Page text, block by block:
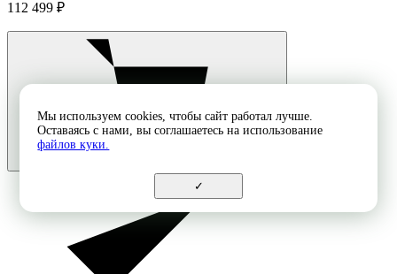
112 499 ₽
Мы используем cookies, чтобы сайт работал лучше.
Оставаясь с нами, вы соглашаетесь на использование
файлов куки.
✓